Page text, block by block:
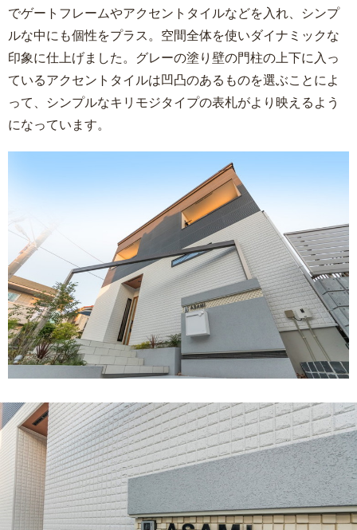
でゲートフレームやアクセントタイルなどを入れ、シンプ
ルな中にも個性をプラス。空間全体を使いダイナミックな
印象に仕上げました。グレーの塗り壁の門柱の上下に入っ
ているアクセントタイルは凹凸のあるものを選ぶことによ
って、シンプルなキリモジタイプの表札がより映えるよう
になっています。